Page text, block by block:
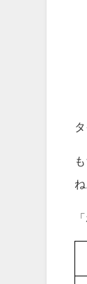
ね